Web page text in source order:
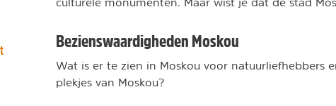
culturele monumenten. Maar wist je dat de stad
Bezienswaardigheden Moskou
Wat is er te zien in Moskou voor natuurliefhebbers
plekjes van Moskou?